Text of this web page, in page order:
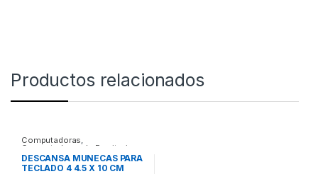
Productos relacionados
Computadoras,
Computadoras de Escritorio
DESCANSA MUNECAS PARA
TECLADO 4 4.5 X 10 CM